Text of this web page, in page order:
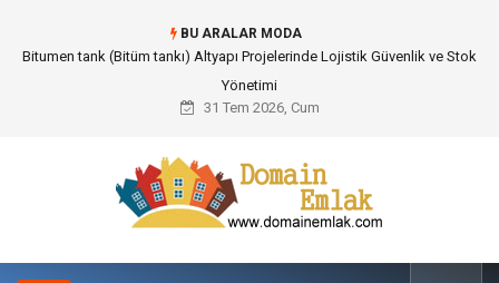
BU ARALAR MODA
Bitumen tank (Bitüm tankı) Altyapı Projelerinde Lojistik Güvenlik ve Stok
Yönetimi
31 Tem 2026, Cum